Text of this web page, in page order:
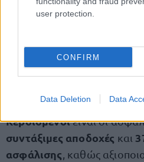
user protection.
CONFIRM
Data Deletion Data
επικουρικής που αφορά
όσο και στο τμήμα μετά το
Ποιοι είναι οι
χαμένοι
Κερδισμένοιείναι οι
συντάξιμες αποδοχές και
ασφάλισης , καθώς